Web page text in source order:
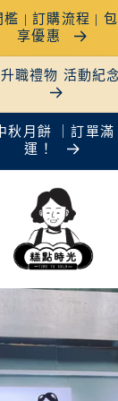
| 訂購流程 |
享優惠
職禮物 活動紀
秋月餅 ｜訂單
運！